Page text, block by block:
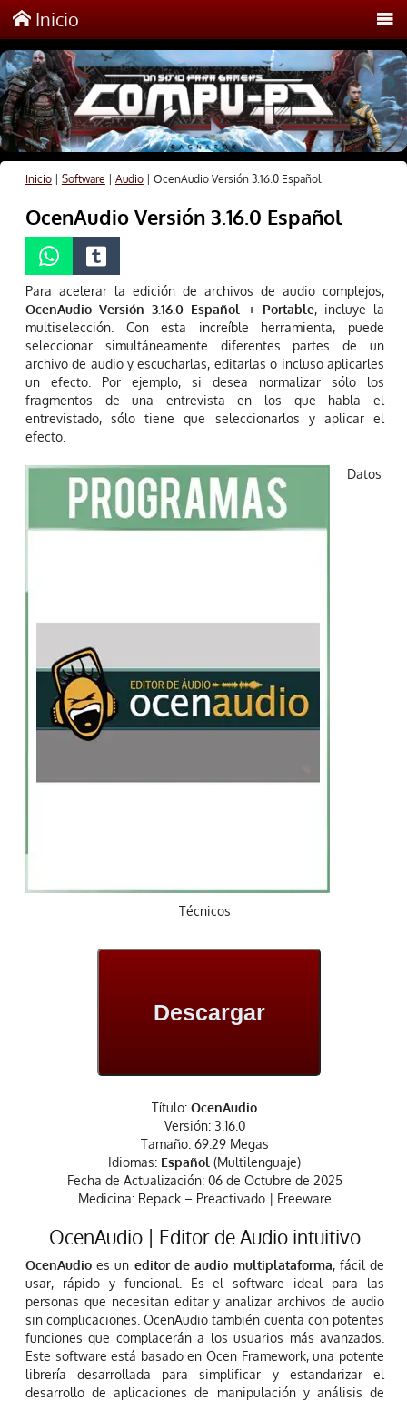
Inicio
Inicio| Software Audio| OcenAudio Versión 3.16.0 Español
OcenAudio Versión 3.16.0 Español
Para acelerar la edición de archivos de audio complejos,
OcenAudio Versión 3.16.0 Español + Portable, incluye la
multiselección. Con esta increíble herramienta, puede
seleccionar simultáneamente diferentes partes de un
archivo de audio y escucharlas, editarlas o incluso aplicarles
un efecto. Por ejemplo, si desea normalizar sólo los
fragmentos de una entrevista en los que habla el
entrevistado, sólo tiene que seleccionarlos y aplicar el
efecto.
Datos
Técnicos
Descargar
Título:OcenAudio
Versión: 3.16.0
Tamaño: 69.29 Megas
Idiomas: Español (Multilenguaje)
Fecha de Actualización: 06 de Octubre de 2025
Medicina: Repack – Preactivado | Freeware
OcenAudio | Editor de Audio intuitivo
OcenAudioes un editor de audio multiplataforma, fácil de
usar, rápido y funcional. Es el software ideal para las
personas que necesitan editar y analizar archivos de audio
sin complicaciones. OcenAudio también cuenta con potentes
funciones que complacerán a los usuarios más avanzados.
Este software está basado en Ocen Framework, una potente
librería desarrollada para simplificar y estandarizar el
desarrollo de aplicaciones de manipulación y análisis de